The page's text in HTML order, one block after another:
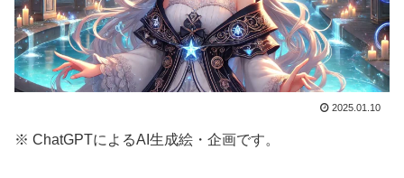
2025.01.10
※ ChatGPTによるAI生成絵・企画です。